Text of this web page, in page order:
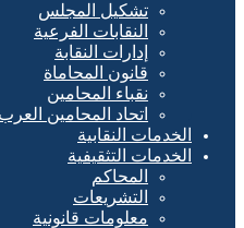
تشكيل المجلس
النقابات الفرعية
إدارات النقابة
قانون المحاماة
نقباء المحامين
اتحاد المحامين العرب
الخدمات النقابية
الخدمات التثقيفية
المحاكم
التشريعات
معلومات قانونية